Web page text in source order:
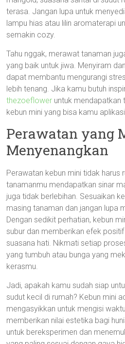
terasa. Jangan lupa untuk
lampu hias atau lilin aromaterapi
semakin cozy.
Tahu nggak, merawat tanaman
yang baik untuk jiwa. Menyiram
dapat membantu mengurangi
lebih tenang. Jika kamu butuh
thezoeflower untuk mendapatkan
kebun mini yang bisa kamu
Perawatan yang
Menyenangkan
Perawatan kebun mini tidak harus
tanamanmu mendapatkan sinar
juga tidak berlebihan. Sesuaikan
masing tanaman dan jangan lupa
Dengan sedikit perhatian, kebun
subur dan memberikan efek
suasana hati. Nikmati setiap
yang tumbuh atau bunga yang
kerasmu.
Jadi, apakah kamu sudah siap
sudut kecil di rumah? Kebun mini
mengasyikkan untuk mengisi
memberikan nilai estetika bagi
untuk bereksperimen dan